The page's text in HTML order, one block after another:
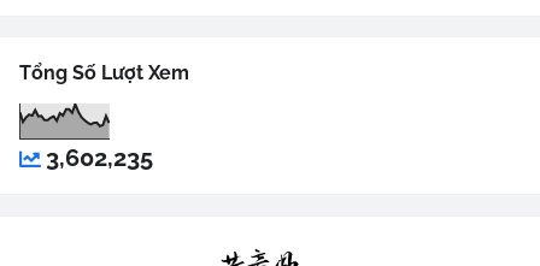
Tổng Số Lượt Xem
3,602,235